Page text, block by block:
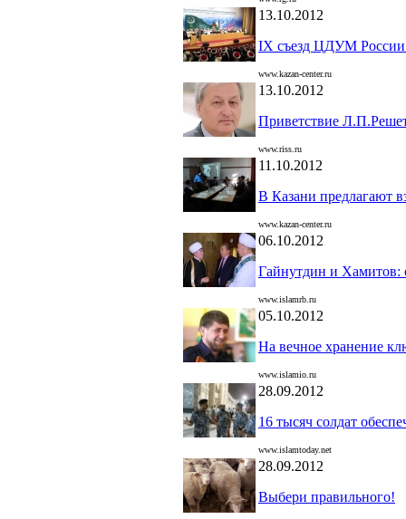
13.10.2012
IX съезд ЦДУМ России
www.kazan-center.ru
13.10.2012
Приветствие
www.riss.ru
11.10.2012
В Казани предлагают
www.kazan-center.ru
06.10.2012
Гайнутдин и Хамитов:
www.islamrb.ru
05.10.2012
На вечное хранение
www.islamio.ru
28.09.2012
16 тысяч солдат
www.islamtoday.net
28.09.2012
Выбери правильного!